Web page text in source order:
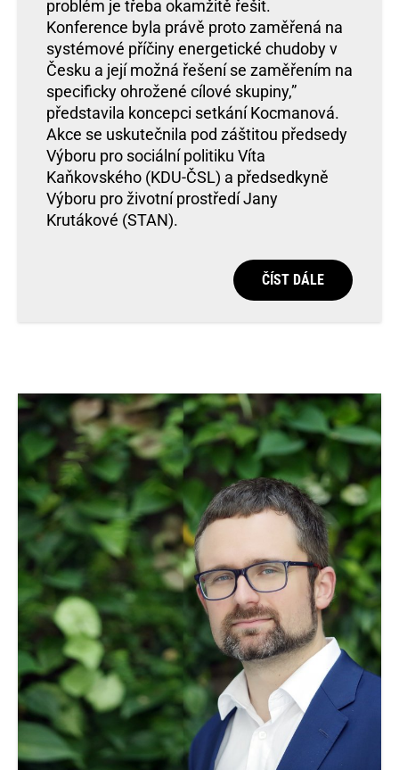
problém je třeba okamžitě řešit.
Konference byla právě proto zaměřená na
systémové příčiny energetické chudoby v
Česku a její možná řešení se zaměřením na
specificky ohrožené cílové skupiny,”
představila koncepci setkání Kocmanová.
Akce se uskutečnila pod záštitou předsedy
Výboru pro sociální politiku Víta
Kaňkovského (KDU-ČSL) a předsedkyně
Výboru pro životní prostředí Jany
Krutákové (STAN).
ČÍST DÁLE